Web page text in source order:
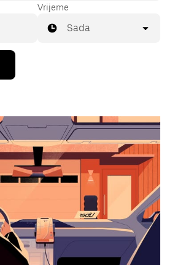
Vrijeme
Sada